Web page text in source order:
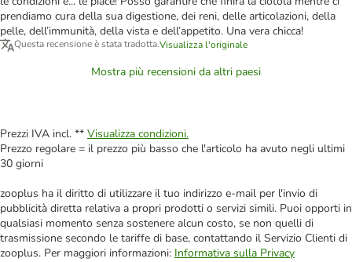
prendiamo cura della sua digestione, dei reni, delle articolazioni, della
pelle, dell’immunità, della vista e dell’appetito. Una vera chicca!
Questa recensione è stata tradotta.Visualizza l'originale
Mostra più recensioni da altri paesi
Prezzi IVA incl. ** Visualizza condizioni.
Prezzo regolare = il prezzo più basso che l'articolo ha avuto negli ultimi
30 giorni
zooplus ha il diritto di utilizzare il tuo indirizzo e-mail per l'invio di
pubblicità diretta relativa a propri prodotti o servizi simili. Puoi opporti in
qualsiasi momento senza sostenere alcun costo, se non quelli di
trasmissione secondo le tariffe di base, contattando il Servizio Clienti di
zooplus. Per maggiori informazioni: Informativa sulla Privacy